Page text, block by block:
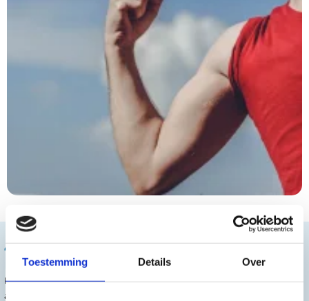
Toestemming Details Over
4. Helpt bij het verbeteren van
balans en coördinatie
Fietsen vereist een goede balans en coördinatie, wat belangrijk kan zijn
als je herstellende bent van een blessure. Door regelmatig te fietsen, kun